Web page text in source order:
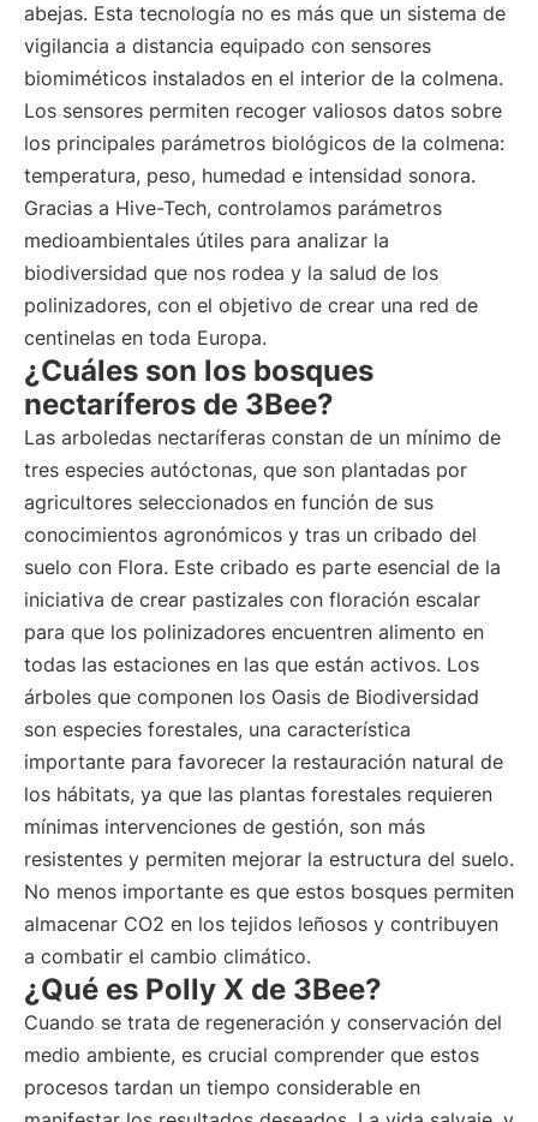
abejas. Esta tecnología no es más que un sistema de
vigilancia a distancia equipado con sensores
biomiméticos instalados en el interior de la colmena.
Los sensores permiten recoger valiosos datos sobre
los principales parámetros biológicos de la colmena:
temperatura, peso, humedad e intensidad sonora.
Gracias a Hive-Tech, controlamos parámetros
medioambientales útiles para analizar la
biodiversidad que nos rodea y la salud de los
polinizadores, con el objetivo de crear una red de
centinelas en toda Europa.
¿Cuáles son los bosques
nectaríferos de 3Bee?
Las arboledas nectaríferas constan de un mínimo de
tres especies autóctonas, que son plantadas por
agricultores seleccionados en función de sus
conocimientos agronómicos y tras un cribado del
suelo con Flora. Este cribado es parte esencial de la
iniciativa de crear pastizales con floración escalar
para que los polinizadores encuentren alimento en
todas las estaciones en las que están activos. Los
árboles que componen los Oasis de Biodiversidad
son especies forestales, una característica
importante para favorecer la restauración natural de
los hábitats, ya que las plantas forestales requieren
mínimas intervenciones de gestión, son más
resistentes y permiten mejorar la estructura del suelo.
No menos importante es que estos bosques permiten
almacenar CO2 en los tejidos leñosos y contribuyen
a combatir el cambio climático.
¿Qué es Polly X de 3Bee?
Cuando se trata de regeneración y conservación del
medio ambiente, es crucial comprender que estos
procesos tardan un tiempo considerable en